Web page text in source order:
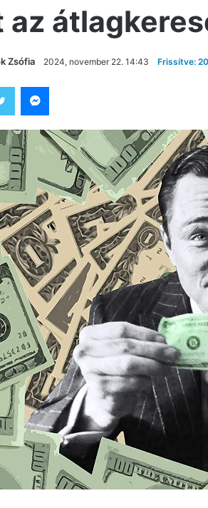
az
Zsófia 2024, november 22. 14:43 Frissítve: